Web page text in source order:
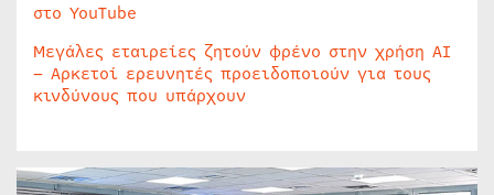
στο YouTube
Μεγάλες εταιρείες ζητούν φρένο στην χρήση AI
– Αρκετοί ερευνητές προειδοποιούν για τους
κινδύνους που υπάρχουν